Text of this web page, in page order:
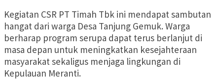
Kegiatan CSR PT Timah Tbk ini mendapat sambutan
hangat dari warga Desa Tanjung Gemuk. Warga
berharap program serupa dapat terus berlanjut di
masa depan untuk meningkatkan kesejahteraan
masyarakat sekaligus menjaga lingkungan di
Kepulauan Meranti.